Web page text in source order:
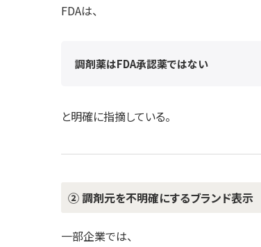
FDAは、
調剤薬はFDA承認薬ではない
と明確に指摘している。
② 調剤元を不明確にするブランド表示
一部企業では、